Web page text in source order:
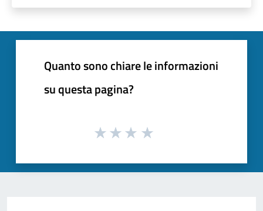
Quanto sono chiare le informazioni
su questa pagina?